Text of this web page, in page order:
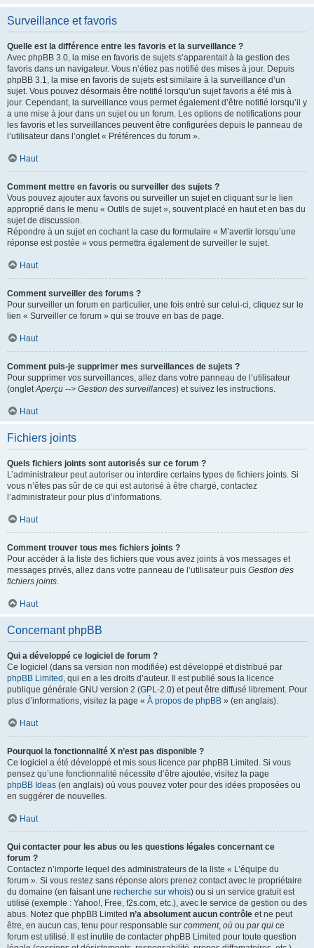
Surveillance et favoris
Quelle est la différence entre les favoris et la surveillance ?
Avec phpBB 3.0, la mise en favoris de sujets s’apparentait à la gestion des
favoris dans un navigateur. Vous n’étiez pas notifié des mises à jour. Depuis
phpBB 3.1, la mise en favoris de sujets est similaire à la surveillance d’un
sujet. Vous pouvez désormais être notifié lorsqu’un sujet favoris a été mis à
jour. Cependant, la surveillance vous permet également d’être notifié lorsqu’il y
a une mise à jour dans un sujet ou un forum. Les options de notifications pour
les favoris et les surveillances peuvent être configurées depuis le panneau de
l’utilisateur dans l’onglet « Préférences du forum ».
Haut
Comment mettre en favoris ou surveiller des sujets ?
Vous pouvez ajouter aux favoris ou surveiller un sujet en cliquant sur le lien
approprié dans le menu « Outils de sujet », souvent placé en haut et en bas du
sujet de discussion.
Répondre à un sujet en cochant la case du formulaire « M’avertir lorsqu’une
réponse est postée » vous permettra également de surveiller le sujet.
Haut
Comment surveiller des forums ?
Pour surveiller un forum en particulier, une fois entré sur celui-ci, cliquez sur le
lien « Surveiller ce forum » qui se trouve en bas de page.
Haut
Comment puis-je supprimer mes surveillances de sujets ?
Pour supprimer vos surveillances, allez dans votre panneau de l’utilisateur
(ongletAperçu --> Gestion des surveillances) et suivez les instructions.
Haut
Fichiers joints
Quels fichiers joints sont autorisés sur ce forum ?
L’administrateur peut autoriser ou interdire certains types de fichiers joints. Si
vous n’êtes pas sûr de ce qui est autorisé à être chargé, contactez
l’administrateur pour plus d’informations.
Haut
Comment trouver tous mes fichiers joints ?
Pour accéder à la liste des fichiers que vous avez joints à vos messages et
messages privés, allez dans votre panneau de l’utilisateur puis Gestion des
fichiers joints.
Haut
Concernant phpBB
Qui a développé ce logiciel de forum ?
Ce logiciel (dans sa version non modifiée) est développé et distribué par
phpBB Limited , qui en a les droits d’auteur. Il est publié sous la licence
publique générale GNU version 2 (GPL-2.0) et peut être diffusé librement. Pour
plus d’informations, visitez la page « À propos de phpBB » (en anglais).
Haut
Pourquoi la fonctionnalité X n’est pas disponible ?
Ce logiciel a été développé et mis sous licence par phpBB Limited. Si vous
pensez qu’une fonctionnalité nécessite d’être ajoutée, visitez la page
phpBB Ideas (en anglais) où vous pouvez voter pour des idées proposées ou
en suggérer de nouvelles.
Haut
Qui contacter pour les abus ou les questions légales concernant ce
forum ?
Contactez n’importe lequel des administrateurs de la liste « L’équipe du
forum ». Si vous restez sans réponse alors prenez contact avec le propriétaire
du domaine (en faisant une recherche sur whois) ou si un service gratuit est
utilisé (exemple : Yahoo!, Free, f2s.com, etc.), avec le service de gestion ou des
abus. Notez que phpBB Limited n’a absolument aucun contrôle et ne peut
être, en aucun cas, tenu pour responsable sur comment, où ou par qui ce
forum est utilisé. Il est inutile de contacter phpBB Limited pour toute question